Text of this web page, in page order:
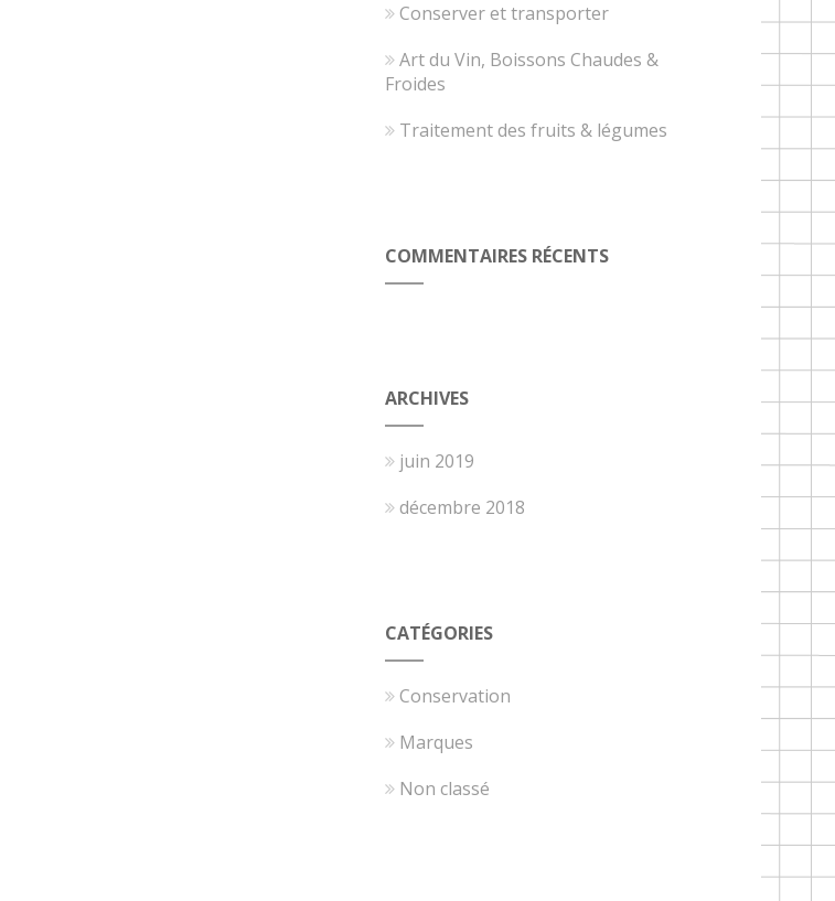
Conserver et transporter
Art du Vin, Boissons Chaudes &
Froides
Traitement des fruits & légumes
COMMENTAIRES RÉCENTS
ARCHIVES
juin 2019
décembre 2018
CATÉGORIES
Conservation
Marques
Non classé